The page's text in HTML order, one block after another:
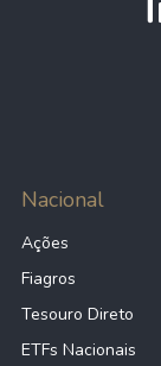
Nacional
Ações
Fiagros
Tesouro Direto
ETFs Nacionais